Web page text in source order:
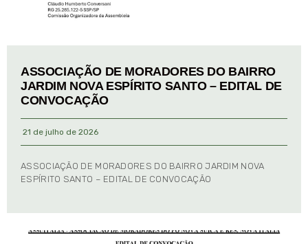
ASSOCIAÇÃO DE MORADORES DO BAIRRO
JARDIM NOVA ESPÍRITO SANTO – EDITAL DE
CONVOCAÇÃO
21 de julho de 2026
ASSOCIAÇÃO DE MORADORES DO BAIRRO JARDIM NOVA
ESPÍRITO SANTO – EDITAL DE CONVOCAÇÃO